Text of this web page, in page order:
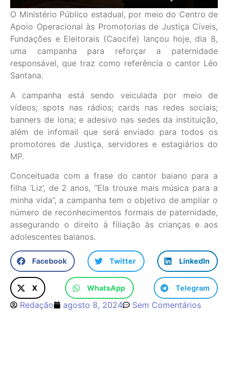
O Ministério Público estadual, por meio do Centro de
Apoio Operacional às Promotorias de Justiça Cíveis,
Fundações e Eleitorais (Caocife) lançou hoje, dia 8,
uma campanha para reforçar a paternidade
responsável, que traz como referência o cantor Léo
Santana.
A campanha está sendo veiculada por meio de
vídeos; spots nas rádios; cards nas redes sociais;
banners de lona; e adesivo nas sedes da instituição,
além de infomail que será enviado para todos os
promotores de Justiça, servidores e estagiários do
MP.
Conceituada com a frase do cantor baiano para a
filha ‘Liz’, de 2 anos, “Ela trouxe mais música para a
minha vida”, a campanha tem o objetivo de ampliar o
número de reconhecimentos formais de paternidade,
assegurando o direito à filiação às crianças e aos
adolescentes baianos.
Facebook Twitter LinkedIn
X WhatsApp Telegram
Redação agosto 8, 2024 Sem Comentários